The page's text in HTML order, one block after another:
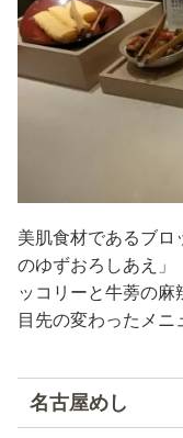
美肌食材であるブロ
のゆずおろしあえ」
ッコリーと牛蒡の麻
目先の変わったメニ
名古屋めし